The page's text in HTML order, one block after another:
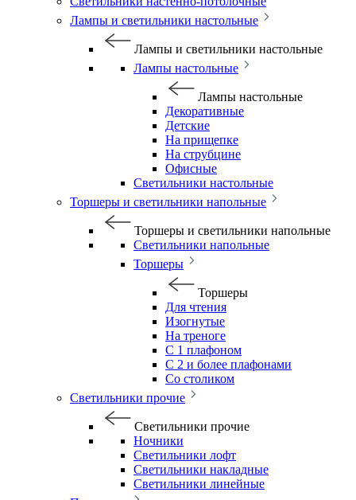
Лампы и светильники настольные
Лампы и светильники настольные
Лампы настольные
Лампы настольные
Декоративные
Детские
На прищепке
На струбцине
Офисные
Светильники настольные
Торшеры и светильники напольные
Торшеры и светильники напольные
Светильники напольные
Торшеры
Торшеры
Для чтения
Изогнутые
На треноге
С 1 плафоном
С 2 и более плафонами
Со столиком
Светильники прочие
Светильники прочие
Ночники
Светильники лофт
Светильники накладные
Светильники линейные